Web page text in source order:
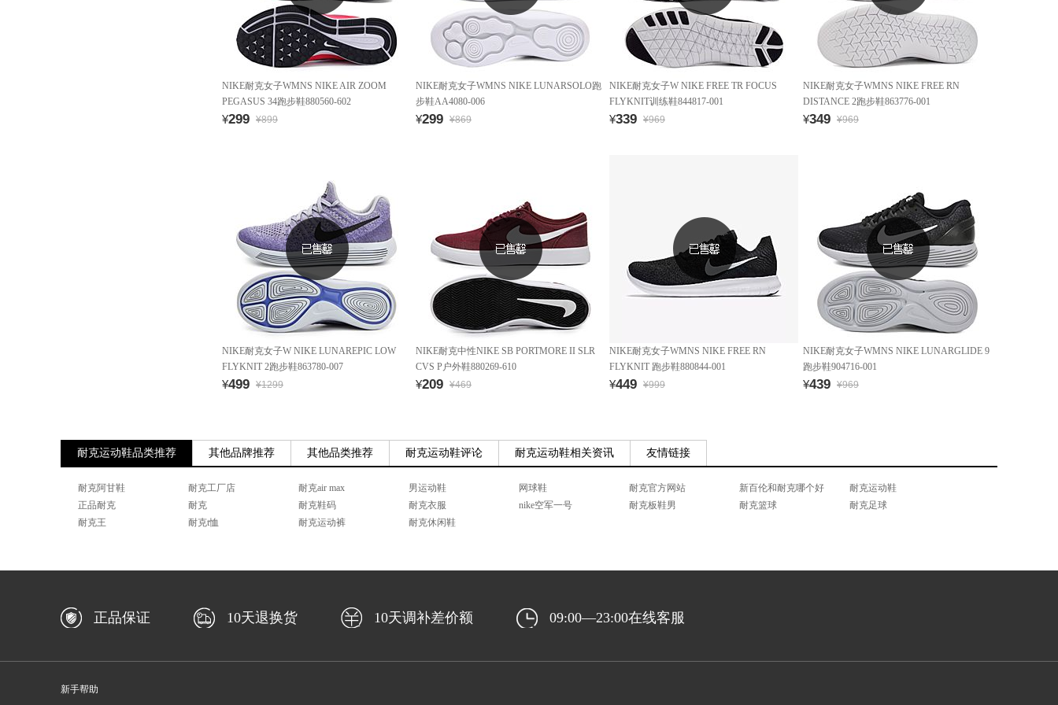
NIKE耐克女子WMNS NIKE AIR ZOOM
PEGASUS 34跑步鞋880560-602
¥299 ¥899
NIKE耐克女子WMNS NIKE LUNARSOLO跑
步鞋AA4080-006
¥299 ¥869
NIKE耐克女子W NIKE FREE TR FOCUS
FLYKNIT训练鞋844817-001
¥339 ¥969
NIKE耐克女子WMNS NIKE FREE RN
DISTANCE 2跑步鞋863776-001
¥349 ¥969
NIKE耐克女子W NIKE LUNAREPIC LOW
FLYKNIT 2跑步鞋863780-007
¥499 ¥1299
NIKE耐克中性NIKE SB PORTMORE II SLR
CVS P户外鞋880269-610
¥209 ¥469
NIKE耐克女子WMNS NIKE FREE RN
FLYKNIT 跑步鞋880844-001
¥449 ¥999
NIKE耐克女子WMNS NIKE LUNARGLIDE 9
跑步鞋904716-001
¥439 ¥969
耐克运动鞋品类推荐 其他品牌推荐 其他品类推荐 耐克运动鞋评论 耐克运动鞋相关资讯 友情链接
耐克阿甘鞋 耐克工厂店 耐克air max 男运动鞋 网球鞋 耐克官方网站 新百伦和耐克哪个好
耐克运动鞋
正品耐克
耐克 耐克鞋码 耐克衣服 nike空军一号 耐克板鞋男 耐克篮球
耐克足球
耐克王
耐克t恤 耐克运动裤 耐克休闲鞋
正品保证 10天退换货 10天调补差价额 09:00—23:00在线客服
新手帮助